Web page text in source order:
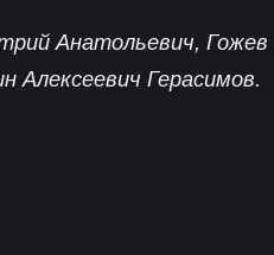
Анатольевич, Гожев
Алексеевич Герасимов.